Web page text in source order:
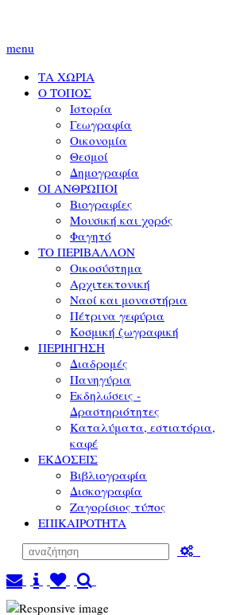
menu
ΤΑ ΧΩΡΙΑ
Ο ΤΟΠΟΣ
Ιστορία
Γεωγραφία
Οικονομία
Θεσμοί
Δημογραφία
ΟΙ ΑΝΘΡΩΠΟΙ
Βιογραφίες
Μουσική και χορός
Φαγητό
ΤΟ ΠΕΡΙΒΑΛΛΟΝ
Οικοσύστημα
Αρχιτεκτονική
Ναοί και μοναστήρια
Πέτρινα γεφύρια
Κοσμική ζωγραφική
ΠΕΡΙΗΓΗΣΗ
Διαδρομές
Πανηγύρια
Εκδηλώσεις -
Δραστηριότητες
Καταλύματα, εστιατόρια,
καφέ
ΕΚΔΟΣΕΙΣ
Βιβλιογραφία
Δισκογραφία
Ζαγορίσιος τύπος
ΕΠΙΚΑΙΡΟΤΗΤΑ